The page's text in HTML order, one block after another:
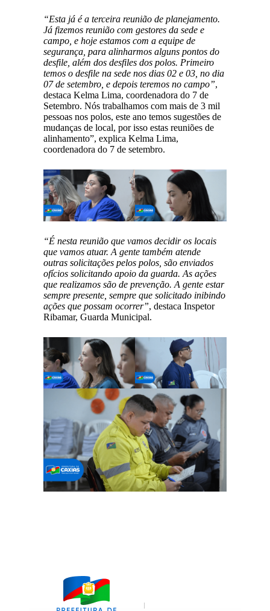
“Esta já é a terceira reunião de planejamento.
Já fizemos reunião com gestores da sede e
campo, e hoje estamos com a equipe de
segurança, para alinharmos alguns pontos do
desfile, além dos desfiles dos polos. Primeiro
temos o desfile na sede nos dias 02 e 03, no dia
07 de setembro, e depois teremos no campo”,
destaca Kelma Lima, coordenadora do 7 de
Setembro. Nós trabalhamos com mais de 3 mil
pessoas nos polos, este ano temos sugestões de
mudanças de local, por isso estas reuniões de
alinhamento”, explica Kelma Lima,
coordenadora do 7 de setembro.
“É nesta reunião que vamos decidir os locais
que vamos atuar. A gente também atende
outras solicitações pelos polos, são enviados
ofícios solicitando apoio da guarda. As ações
que realizamos são de prevenção. A gente estar
sempre presente, sempre que solicitado inibindo
ações que possam ocorrer”, destaca Inspetor
Ribamar, Guarda Municipal.